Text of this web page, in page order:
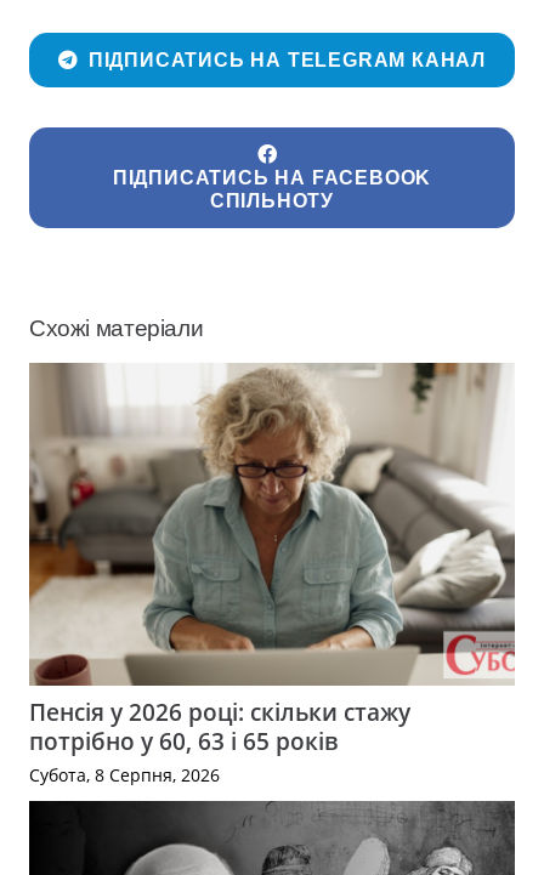
ПІДПИСАТИСЬ НА TELEGRAM КАНАЛ
ПІДПИСАТИСЬ НА FACEBOOK
СПІЛЬНОТУ
Схожі матеріали
Пенсія у 2026 році: скільки стажу
потрібно у 60, 63 і 65 років
Субота, 8 Серпня, 2026